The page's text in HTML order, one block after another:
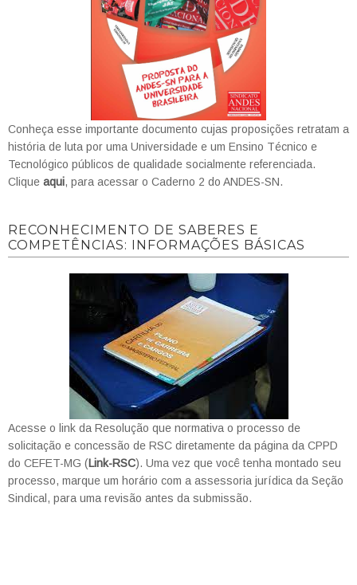
Conheça esse importante documento cujas proposições retratam a
história de luta por uma Universidade e um Ensino Técnico e
Tecnológico públicos de qualidade socialmente referenciada.
Clique aqui, para acessar o Caderno 2 do ANDES-SN.
RECONHECIMENTO DE SABERES E
COMPETÊNCIAS: INFORMAÇÕES BÁSICAS
Acesse o link da Resolução que normativa o processo de
solicitação e concessão de RSC diretamente da página da CPPD
do CEFET-MG (Link-RSC). Uma vez que você tenha montado seu
processo, marque um horário com a assessoria jurídica da Seção
Sindical, para uma revisão antes da submissão.